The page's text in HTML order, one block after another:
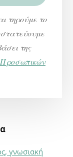
τηρούμε το
της
Προσωπικών
γνωσιακή